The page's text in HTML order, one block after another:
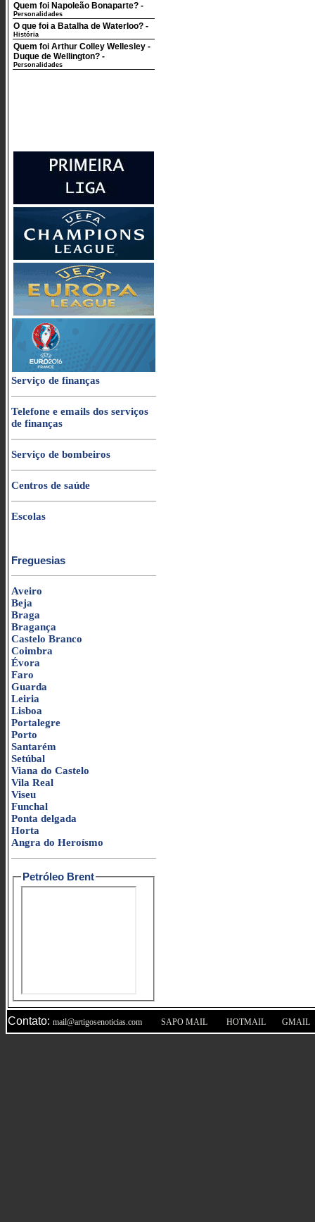
Quem foi Napoleão Bonaparte? -
Personalidades
O que foi a Batalha de Waterloo? -
História
Quem foi Arthur Colley Wellesley -
Duque de Wellington? -
Personalidades
Serviço de finanças
Telefone e emails dos serviços
de finanças
Serviço de bombeiros
Centros de saúde
Escolas
Freguesias
Aveiro
Beja
Braga
Bragança
Castelo Branco
Coimbra
Évora
Faro
Guarda
Leiria
Lisboa
Portalegre
Porto
Santarém
Setúbal
Viana do Castelo
Vila Real
Viseu
Funchal
Ponta delgada
Horta
Angra do Heroísmo
Petróleo Brent
Contato: mail@artigosenoticias.com SAPO MAIL HOTMAIL GMAIL